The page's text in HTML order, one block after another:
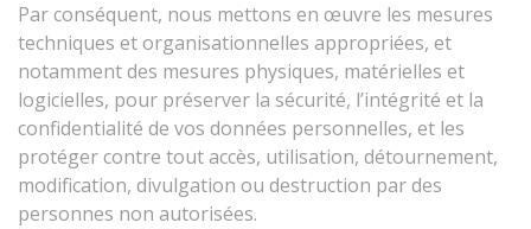
Par conséquent, nous mettons en œuvre les mesures
techniques et organisationnelles appropriées, et
notamment des mesures physiques, matérielles et
logicielles, pour préserver la sécurité, l’intégrité et la
confidentialité de vos données personnelles, et les
protéger contre tout accès, utilisation, détournement,
modification, divulgation ou destruction par des
personnes non autorisées.